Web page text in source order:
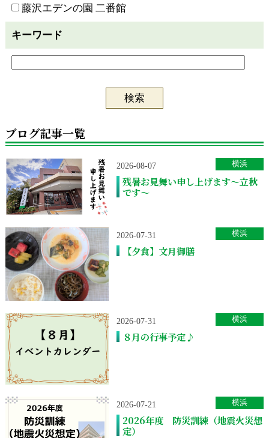
藤沢エデンの園 二番館
キーワード
ブログ記事一覧
2026-08-07
残暑お見舞い申し上げます～立秋
です～
横浜
2026-07-31
【夕食】文月御膳
横浜
2026-07-31
８月の行事予定♪
横浜
2026-07-21
2026年度 防災訓練（地震火災想
定）
横浜